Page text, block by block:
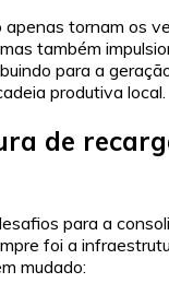
apenas tornam os
também
para a
produtiva local.
de
para a
foi a
mudado: